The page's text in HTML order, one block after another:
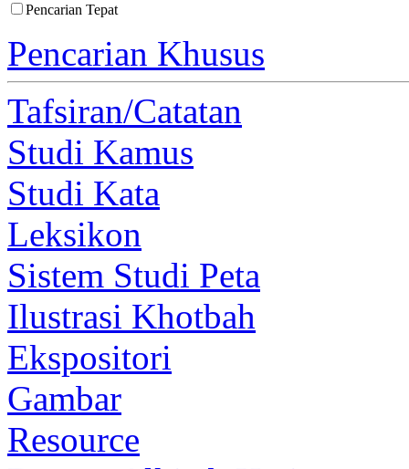
Pencarian Tepat
Pencarian Khusus
Tafsiran/Catatan
Studi Kamus
Studi Kata
Leksikon
Sistem Studi Peta
Ilustrasi Khotbah
Ekspositori
Gambar
Resource